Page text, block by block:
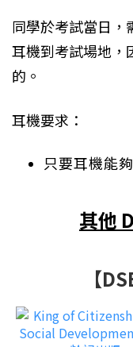
同學於考試當日，
耳機到考試場地，
的。
耳機要求：
只要耳機能
其他
【